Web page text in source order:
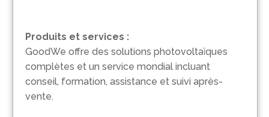
Produits et services :
GoodWe offre des solutions photovoltaïques
complètes et un service mondial incluant
conseil, formation, assistance et suivi après-
vente.